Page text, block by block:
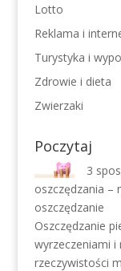
Lotto
Reklama i
Turystyka i
Zdrowie i dieta
Zwierzaki
Poczytaj
3
oszczędzania –
oszczędzanie
Oszczędzanie
wyrzeczeniami i
rzeczywistości